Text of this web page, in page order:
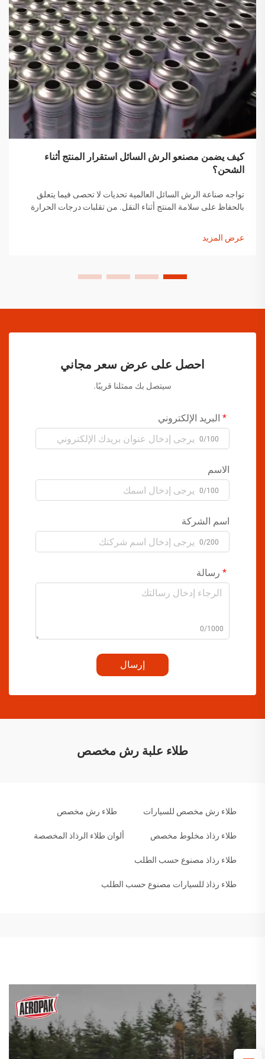
كيف يضمن مصنعو الرش السائل استقرار المنتج أثناء
الشحن؟
تواجه صناعة الرش السائل العالمية تحديات لا تحصى فيما يتعلق
بالحفاظ على سلامة المنتج أثناء النقل. من تقلبات درجات الحرارة
عرض المزيد
احصل على عرض سعر مجاني
سيتصل بك ممثلنا قريبًا.
البريد الإلكتروني
0/100
الاسم
0/100
اسم الشركة
0/200
رسالة
0/1000
إرسال
طلاء علبة رش مخصص
طلاء رش مخصص للسيارات طلاء رش مخصص
طلاء رذاذ مخلوط مخصص ألوان طلاء الرذاذ المخصصة
طلاء رذاذ مصنوع حسب الطلب
طلاء رذاذ للسيارات مصنوع حسب الطلب